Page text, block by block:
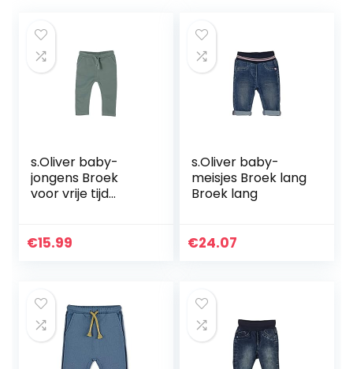
s.Oliver baby-
jongens Broek
voor vrije tijd
€15.99
s.Oliver baby-
meisjes Broek lang
Broek lang
€24.07